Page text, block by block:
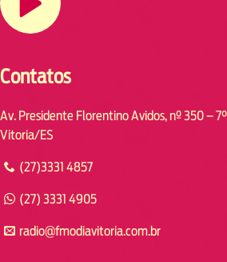
Contatos
Av. Presidente Florentino Avidos, nº 350 –
Vitoria/ES
(27)3331 4857
(27) 3331 4905
radio@fmodiavitoria.com.br